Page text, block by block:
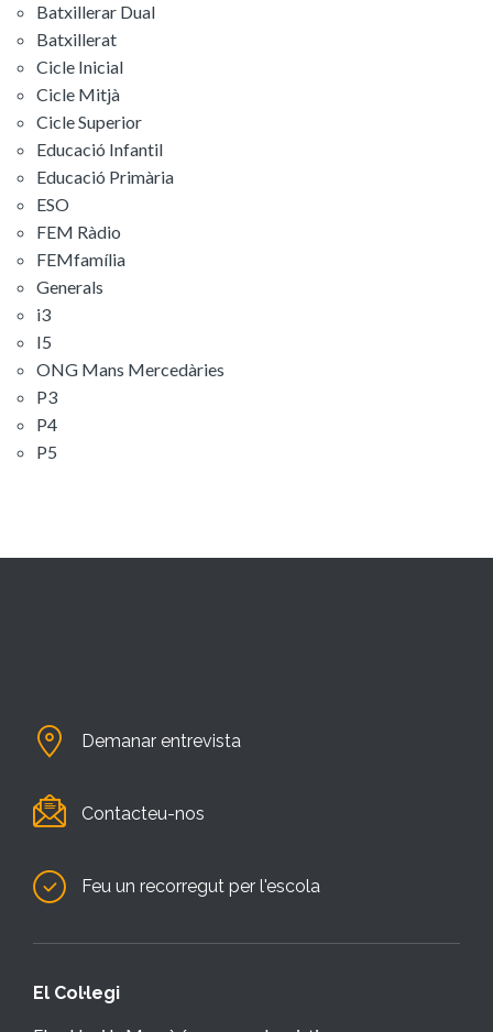
Batxillerar Dual
Batxillerat
Cicle Inicial
Cicle Mitjà
Cicle Superior
Educació Infantil
Educació Primària
ESO
FEM Ràdio
FEMfamília
Generals
i3
I5
ONG Mans Mercedàries
P3
P4
P5
Demanar entrevista
Contacteu-nos
Feu un recorregut per l'escola
El Col·legi